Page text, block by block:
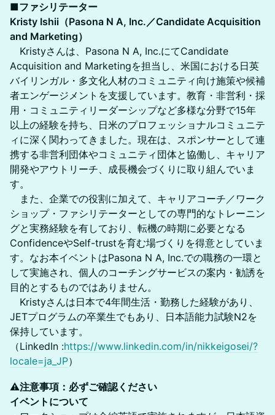
■ファシリテーター
Kristy Ishii（Pasona N A, Inc.／Candidate Acquisition
and Marketing）
Kristyさんは、Pasona N A, Inc.にてCandidate
Acquisition and Marketingを担当し、米国における日英
バイリンガル・多文化人材のコミュニティ向け施策や候補
者エンゲージメントを支援しています。教育・非営利・採
用・コミュニティリーダーシップなど多様な分野で15年
以上の経験を持ち、日米のプロフェッショナルコミュニテ
ィに深く関わってきました。現在は、スポンサーとして連
携する非営利団体やコミュニティ団体と協働し、キャリア
開発やアウトリーチ、成長機会づくりに取り組んでいま
す。
また、企業での役割に加えて、キャリアコーチ／ワーク
ショップ・ファシリテーターとしての専門的なトレーニン
グと実務経験を有しており、転機の時期に必要となる
ConfidenceやSelf-trustを育む場づくりを得意としていま
す。なお本イベントはPasona N A, Inc.での職務の一環と
して実施され、個人のコーチングサービスの案内・勧誘を
目的とするものではありません。
Kristyさんは日本で4年間生活・勤務した経験があり、
JETプログラムの卒業生でもあり、日本語能力試験N2を
保持しています。
（LinkedIn :https://www.linkedin.com/in/nikkeigosei/?
locale=ja_JP）
​⚠️注意事項：必ずご確認ください
イベントについて